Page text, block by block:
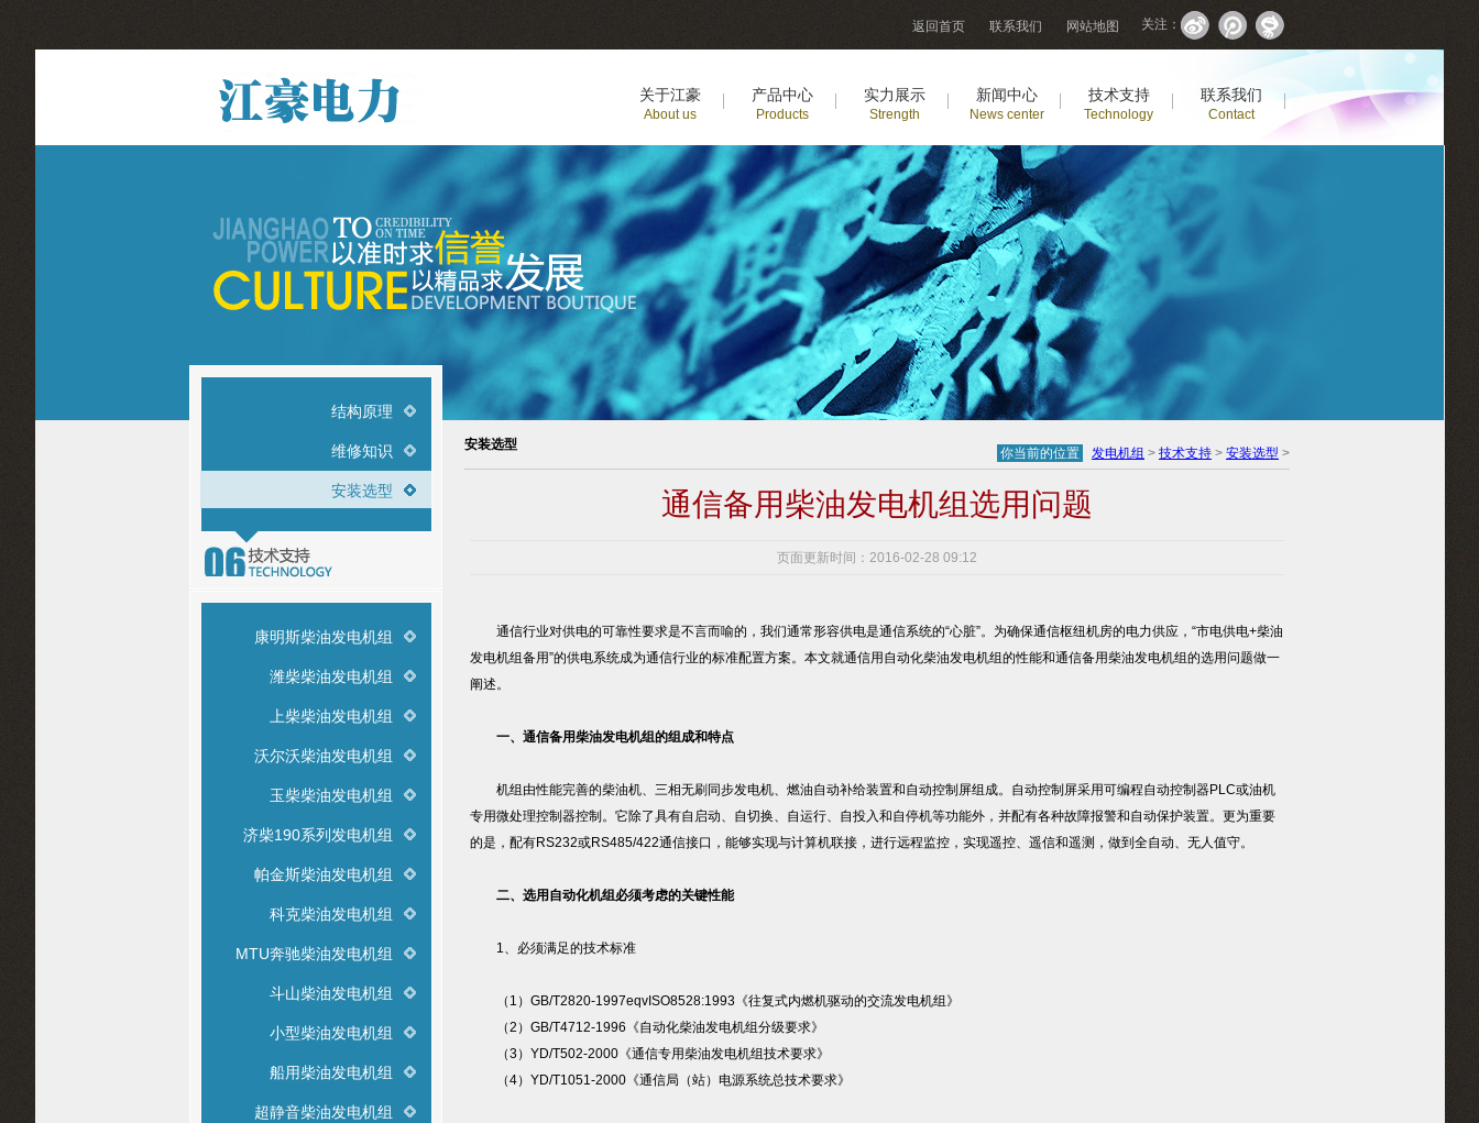
返回首页 联系我们 网站地图 关注：
关于江豪
About us
产品中心
Products
实力展示
Strength
新闻中心
News center
技术支持
Technology
联系我们
Contact
结构原理
维修知识
安装选型
康明斯柴油发电机组
潍柴柴油发电机组
上柴柴油发电机组
沃尔沃柴油发电机组
玉柴柴油发电机组
济柴190系列发电机组
帕金斯柴油发电机组
科克柴油发电机组
MTU奔驰柴油发电机组
斗山柴油发电机组
小型柴油发电机组
船用柴油发电机组
超静音柴油发电机组
你当前的位置 发电机组 > 技术支持 > 安装选型 >
安装选型
通信备用柴油发电机组选用问题
页面更新时间：2016-02-28 09:12
通信行业对供电的可靠性要求是不言而喻的，我们通常形容供电是通信系统的“心脏”。为确保通信枢纽机房的电力供应，“市电供电+柴油
发电机组备用”的供电系统成为通信行业的标准配置方案。本文就通信用自动化柴油发电机组的性能和通信备用柴油发电机组的选用问题做一
阐述。
一、通信备用柴油发电机组的组成和特点
机组由性能完善的柴油机、三相无刷同步发电机、燃油自动补给装置和自动控制屏组成。自动控制屏采用可编程自动控制器PLC或油机
专用微处理控制器控制。它除了具有自启动、自切换、自运行、自投入和自停机等功能外，并配有各种故障报警和自动保护装置。更为重要
的是，配有RS232或RS485/422通信接口，能够实现与计算机联接，进行远程监控，实现遥控、遥信和遥测，做到全自动、无人值守。
二、选用自动化机组必须考虑的关键性能
1、必须满足的技术标准
（1）GB/T2820-1997eqvISO8528:1993《往复式内燃机驱动的交流发电机组》
（2）GB/T4712-1996《自动化柴油发电机组分级要求》
（3）YD/T502-2000《通信专用柴油发电机组技术要求》
（4）YD/T1051-2000《通信局（站）电源系统总技术要求》